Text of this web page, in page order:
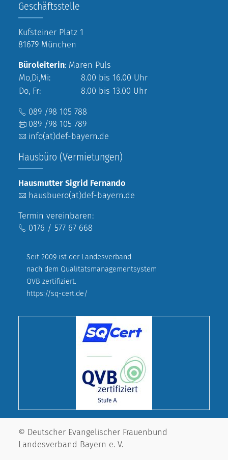
Geschäftsstelle
Kufsteiner Platz 1
81679 München
Büroleiterin: Maren Puls
Mo,Di,Mi:
8.00 bis 16.00 Uhr
Do, Fr:
8.00 bis 13.00 Uhr
089 /98 105 788
089 /98 105 789
info(at)def-bayern.de
Hausbüro (Vermietungen)
Hausmutter Sigrid Fernando
hausbuero(at)def-bayern.de
Termin vereinbaren:
0176 / 577 67 668
Seit 2009 ist der Landesverband
nach dem Qualitätsmanagementsystem
QVB zertifiziert.
https://sq-cert.de/
© Deutscher Evangelischer Frauenbund
Landesverband Bayern e. V.